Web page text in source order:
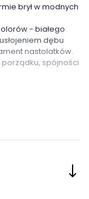
brył w modnych
- białego
dębu
nastolatków.
spójności
drewna